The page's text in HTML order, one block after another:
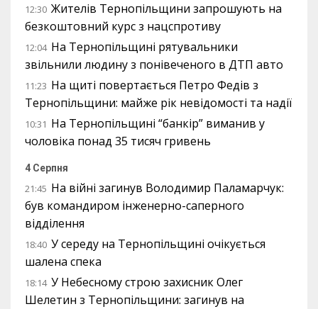
12:30 Жителів Тернопільщини запрошують на
безкоштовний курс з нацспротиву
12:04 На Тернопільщині рятувальники
звільнили людину з понівеченого в ДТП авто
11:23 На щиті повертається Петро Федів з
Тернопільщини: майже рік невідомості та надії
10:31 На Тернопільщині “банкір” виманив у
чоловіка понад 35 тисяч гривень
4 Серпня
21:45 На війні загинув Володимир Паламарчук:
був командиром інженерно-саперного
відділення
18:40 У середу на Тернопільщині очікується
шалена спека
18:14 У Небесному строю захисник Олег
Шелетин з Тернопільщини: загинув на